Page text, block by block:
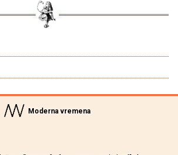
Moderna vremena